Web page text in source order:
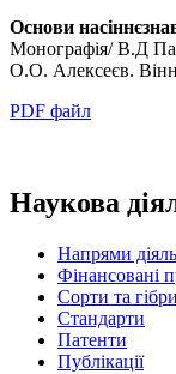
Основи
Монографія/ В.Д
О.О. Алексеєв.
PDF файл
Наукова
Напрями
Фінансовані
Сорти та
Стандарти
Патенти
Публікації